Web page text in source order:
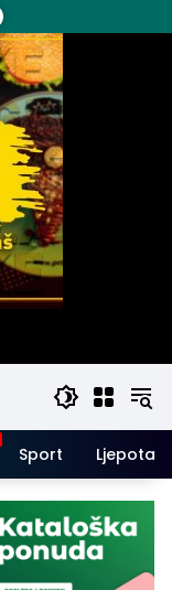
Sport Ljepota i